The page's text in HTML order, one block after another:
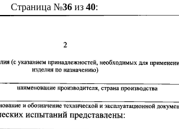
Страница №36из 40: